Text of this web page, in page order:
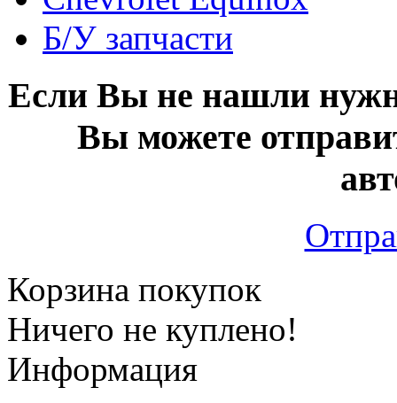
Б/У запчасти
Если Вы не нашли
Вы можете
Корзина покупок
Ничего не куплено!
Информация